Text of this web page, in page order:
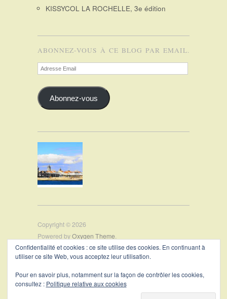
KISSYCOL LA ROCHELLE, 3e édition
ABONNEZ-VOUS À CE BLOG PAR EMAIL.
Adresse
Email
Abonnez-vous
Copyright © 2026
Powered byOxygen Theme.
PRÉSENTATION
CONTACT
MENTIONS LÉGALES
Confidentialité et cookies : ce site utilise des cookies. En continuant à
utiliser ce site Web, vous acceptez leur utilisation.
Pour en savoir plus, notamment sur la façon de contrôler les cookies,
consultez : Politique relative aux cookies